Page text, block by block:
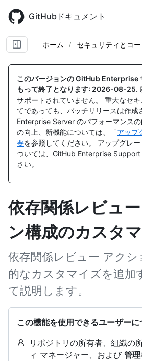
main
content
GitHubドキュメント
ホーム セキュリティとコ
このバージョンの GitHub Enterprise
もって終了となります: 2026-08-25.
サポートされていません。 重大なセ
てであっても、パッチリリースは作成
Enterprise Server のパフォーマンス
の向上、新機能については、「アップ
要を参照してください。 アップグレ
ついては、GitHub Enterprise Support
さい。
依存関係レビュ
ン構成のカスタ
依存関係レビュー アクシ
的なカスタマイズを追加
て説明します。
この機能を使用できるユーザーに
リポジトリの所有者、組織の
ィ マネージャー、および 管